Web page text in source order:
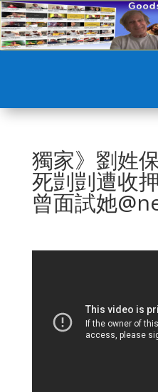
獨家》劉姓
死剴剴遭收
曾面試她